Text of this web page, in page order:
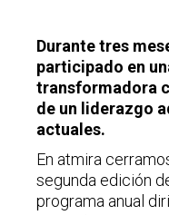
Durante tres
participado en
transformadora
de un liderazgo
actuales.
En atmira
segunda edición
programa anual